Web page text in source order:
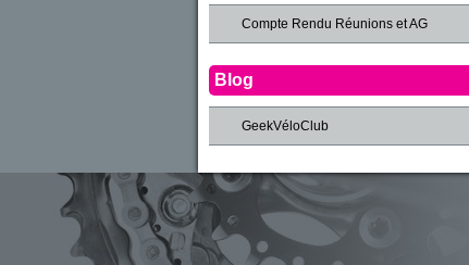
Compte Rendu Réunions et AG
Blog
GeekVéloClub